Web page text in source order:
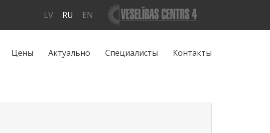
LV RU EN
Цены Актуально Специалисты Контакты